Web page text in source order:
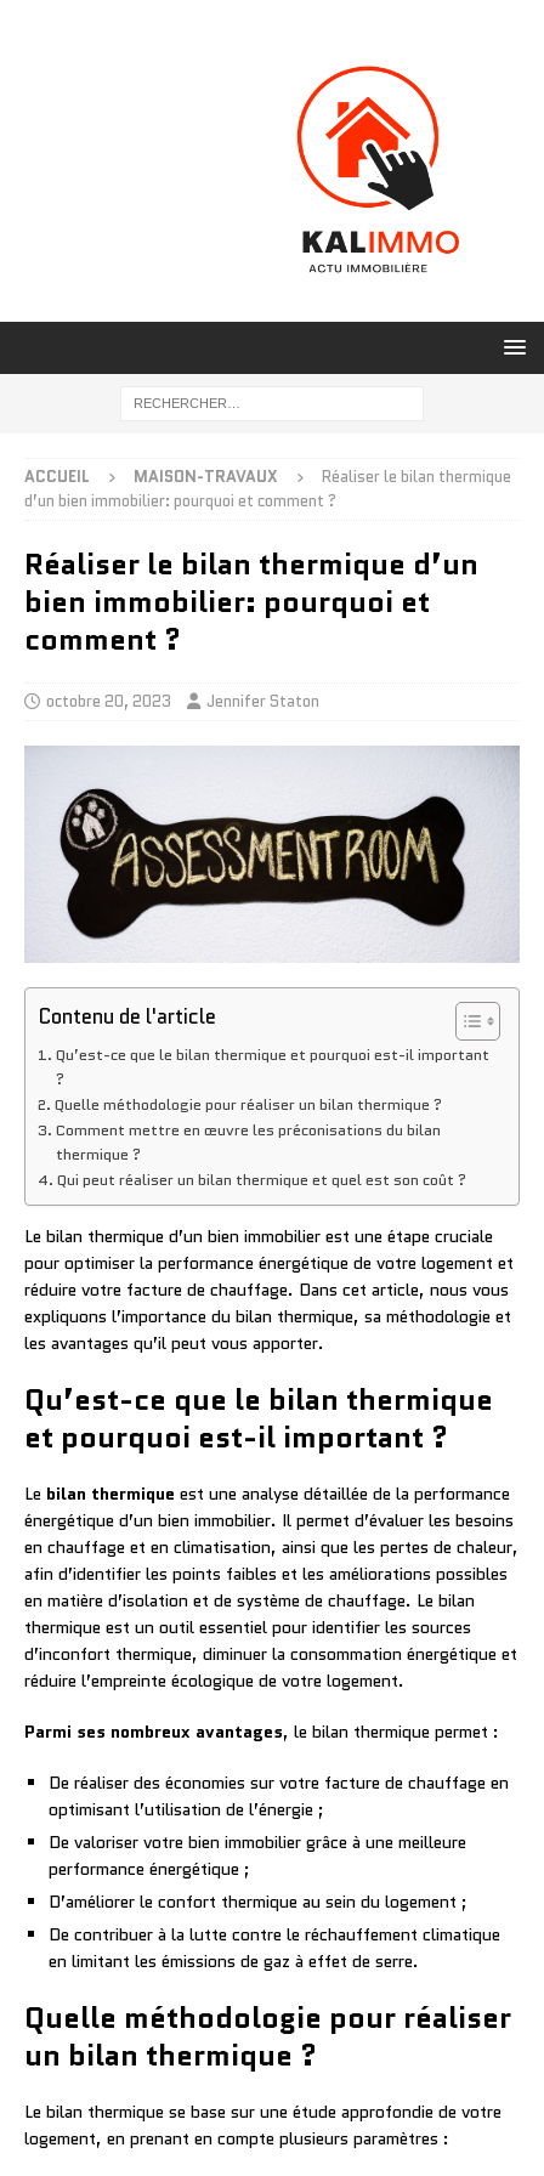
ACCUEIL MAISON-TRAVAUX
Réaliser le bilan thermique
d’un bien immobilier: pourquoi et comment ?
Réaliser le bilan thermique d’un
bien immobilier: pourquoi et
comment ?
octobre 20, 2023 Jennifer Staton
Contenu de l'article
Qu’est-ce que le bilan thermique et pourquoi est-il important
?
Quelle méthodologie pour réaliser un bilan thermique ?
Comment mettre en œuvre les préconisations du bilan
thermique ?
Qui peut réaliser un bilan thermique et quel est son coût ?
Le bilan thermique d’un bien immobilier est une étape cruciale
pour optimiser la performance énergétique de votre logement et
réduire votre facture de chauffage. Dans cet article, nous vous
expliquons l’importance du bilan thermique, sa méthodologie et
les avantages qu’il peut vous apporter.
Qu’est-ce que le bilan thermique
et pourquoi est-il important ?
Le bilan thermique est une analyse détaillée de la performance
énergétique d’un bien immobilier. Il permet d’évaluer les besoins
en chauffage et en climatisation, ainsi que les pertes de chaleur,
afin d’identifier les points faibles et les améliorations possibles
en matière d’isolation et de système de chauffage. Le bilan
thermique est un outil essentiel pour identifier les sources
d’inconfort thermique, diminuer la consommation énergétique et
réduire l’empreinte écologique de votre logement.
Parmi ses nombreux avantages, le bilan thermique permet :
De réaliser des économies sur votre facture de chauffage en
optimisant l’utilisation de l’énergie ;
De valoriser votre bien immobilier grâce à une meilleure
performance énergétique ;
D’améliorer le confort thermique au sein du logement ;
De contribuer à la lutte contre le réchauffement climatique
en limitant les émissions de gaz à effet de serre.
Quelle méthodologie pour réaliser
un bilan thermique ?
Le bilan thermique se base sur une étude approfondie de votre
logement, en prenant en compte plusieurs paramètres :